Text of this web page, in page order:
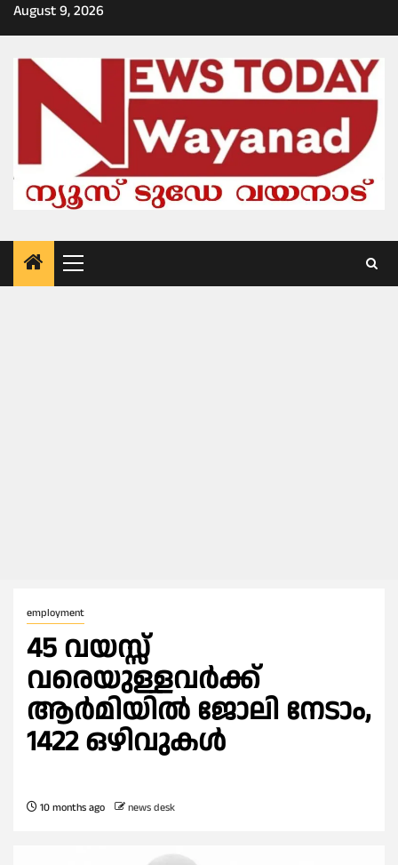
Skip
to
August 9, 2026
Primary
Menu
employment
45 വയസ്സ്
വരെയുള്ളവര്‍ക്ക്
ആര്‍മിയില്‍ ജോലി നേടാം,
1422 ഒഴിവുകള്‍
10 months ago news desk